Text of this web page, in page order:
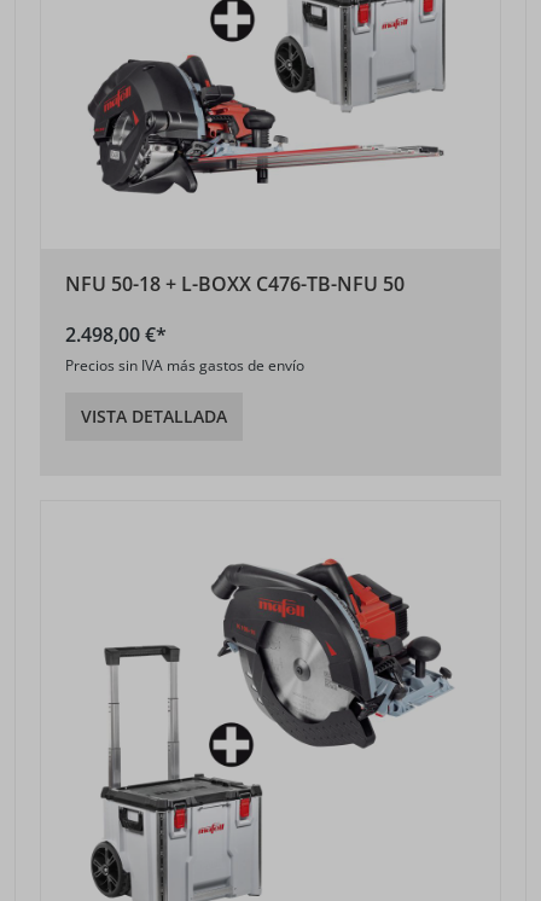
NFU 50-18 + L-BOXX C476-TB-NFU 50
2.498,00 €*
Precios sin IVA más gastos de envío
VISTA DETALLADA